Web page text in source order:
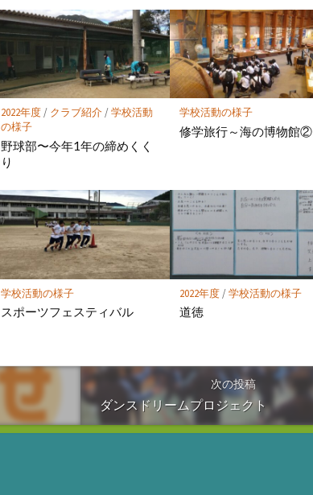
2022年度/ クラブ紹介/学校活動
の様子
野球部〜今年1年の締めくく
り
学校活動の様子
修学旅行～海の博物館②
学校活動の様子
スポーツフェスティバル
2022年度/学校活動の様子
道徳
次の投稿
ダンスドリームプロジェクト